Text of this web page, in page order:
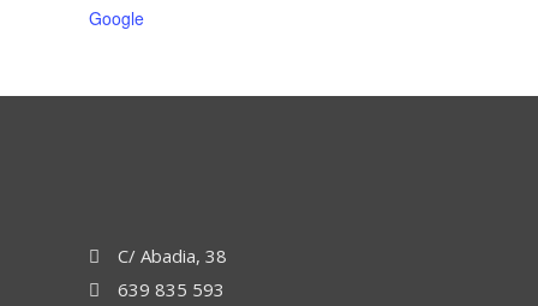
Google
C/ Abadia, 38
639 835 593